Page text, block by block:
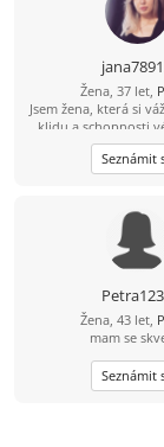
Žena, 37 let,
Jsem žena, která si
klidu a schopnosti
rozhovor, ne jen
formu“. Je pro mě
svém boku partnera,
budoucnost, ale
mlčet, aniž by to bylo
životě se snažím
rovnováhu mezi
a schopností
jednoduchých věcí
večerů, procházek,
upřímných
poznávám nové
spontánně měním
nová místa i
Seznámit
Žena, 43 let,
mam se
Seznámit